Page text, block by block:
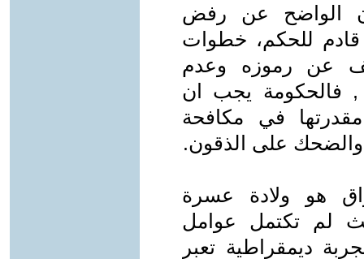
الواضح عن رفض
قادم للحكم، خطوات
عن رموزه وعدم
, فالحكومة يجب ان
في مكافحة
والضحك على الذقون.
هو ولادة عسرة
لم تكتمل عوامل
ديمقراطية تعبر